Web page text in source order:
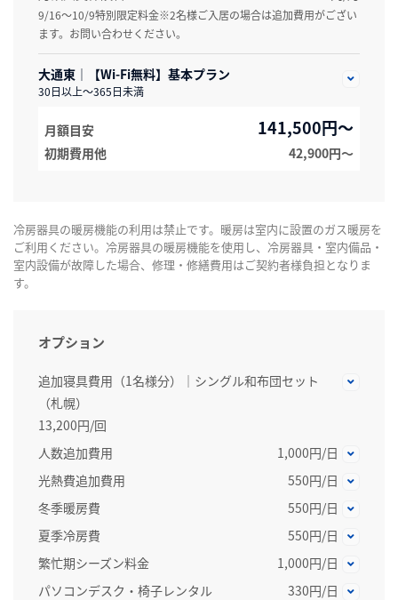
9/16～10/9特別限定料金※2名様ご入居の場合は追加費用がござい
ます。お問い合わせください。
大通東｜【Wi-Fi無料】基本プラン
30日以上～365日未満
月額目安 141,500円～
初期費用他 42,900円〜
冷房器具の暖房機能の利用は禁止です。暖房は室内に設置のガス暖房を
ご利用ください。冷房器具の暖房機能を使用し、冷房器具・室内備品・
室内設備が故障した場合、修理・修繕費用はご契約者様負担となりま
す。
オプション
追加寝具費用（1名様分）｜シングル和布団セット
（札幌）
13,200円/回
人数追加費用
1,000円/日
光熱費追加費用
550円/日
冬季暖房費
550円/日
夏季冷房費
550円/日
繁忙期シーズン料金
1,000円/日
パソコンデスク・椅子レンタル
330円/日